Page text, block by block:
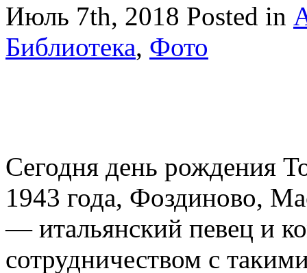
Июль 7th, 2018 Posted in
Библиотека, Фото
Сегодня день рождения
1943 года, Фоздиново,
— итальянский певец и
сотрудничеством с